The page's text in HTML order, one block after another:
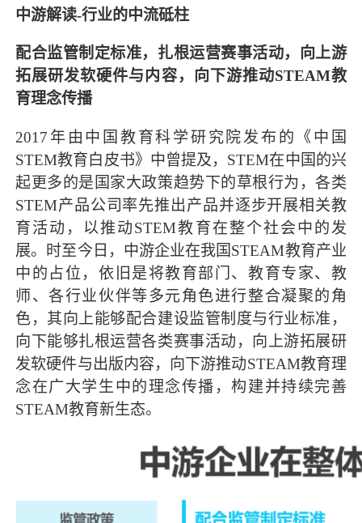
中游解读-行业的中流砥柱
配合监管制定标准，扎根运营赛事活动，向上游
拓展研发软硬件与内容，向下游推动STEAM教
育理念传播
2017年由中国教育科学研究院发布的《中国
STEM教育白皮书》中曾提及，STEM在中国的兴
起更多的是国家大政策趋势下的草根行为，各类
STEM产品公司率先推出产品并逐步开展相关教
育活动，以推动STEM教育在整个社会中的发
展。时至今日，中游企业在我国STEAM教育产业
中的占位，依旧是将教育部门、教育专家、教
师、各行业伙伴等多元角色进行整合凝聚的角
色，其向上能够配合建设监管制度与行业标准，
向下能够扎根运营各类赛事活动，向上游拓展研
发软硬件与出版内容，向下游推动STEAM教育理
念在广大学生中的理念传播，构建并持续完善
STEAM教育新生态。